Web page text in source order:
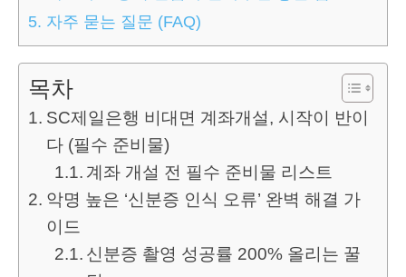
5. 자주 묻는 질문 (FAQ)
목차
SC제일은행 비대면 계좌개설, 시작이 반이
다 (필수 준비물)
계좌 개설 전 필수 준비물 리스트
악명 높은 ‘신분증 인식 오류’ 완벽 해결 가
이드
신분증 촬영 성공률 200% 올리는 꿀